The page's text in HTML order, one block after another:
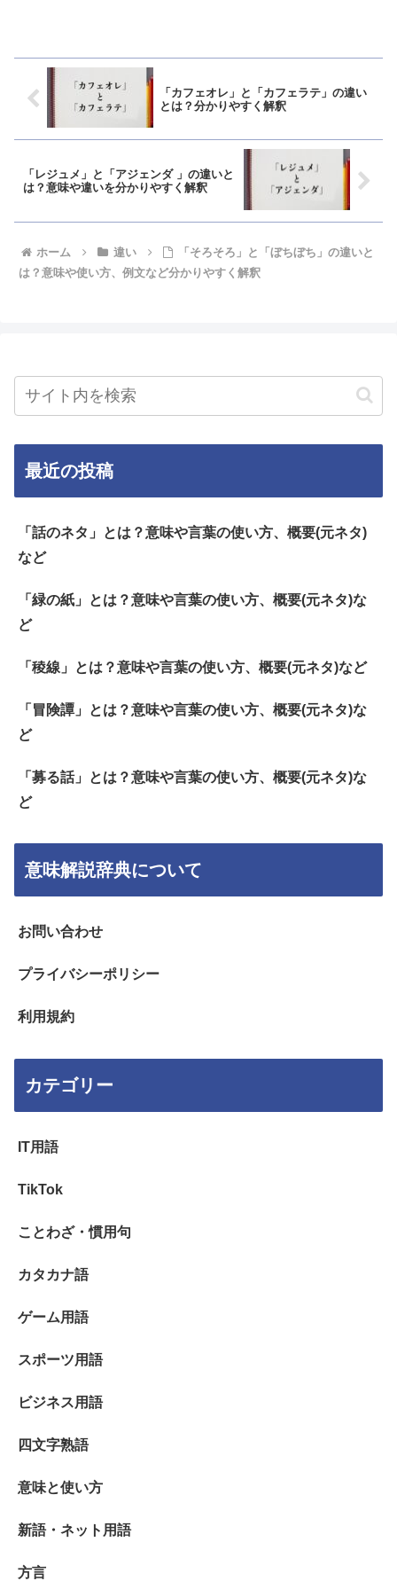
「カフェオレ」と「カフェラテ」の違い
とは？分かりやすく解釈
「レジュメ」と「アジェンダ 」の違いと
は？意味や違いを分かりやすく解釈
ホーム 違い
「そろそろ」と「ぼちぼち」の違いと
は？意味や使い方、例文など分かりやすく解釈
最近の投稿
「話のネタ」とは？意味や言葉の使い方、概要(元ネタ)
など
「緑の紙」とは？意味や言葉の使い方、概要(元ネタ)な
ど
「稜線」とは？意味や言葉の使い方、概要(元ネタ)など
「冒険譚」とは？意味や言葉の使い方、概要(元ネタ)な
ど
「募る話」とは？意味や言葉の使い方、概要(元ネタ)な
ど
意味解説辞典について
お問い合わせ
プライバシーポリシー
利用規約
カテゴリー
IT用語
TikTok
ことわざ・慣用句
カタカナ語
ゲーム用語
スポーツ用語
ビジネス用語
四文字熟語
意味と使い方
新語・ネット用語
方言